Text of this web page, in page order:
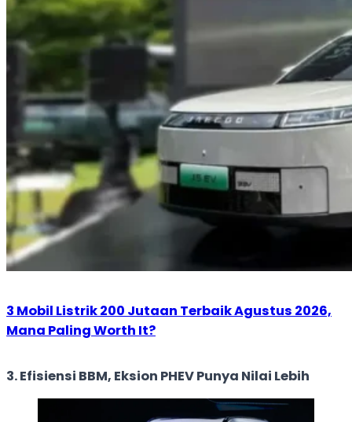
3 Mobil Listrik 200 Jutaan Terbaik Agustus 2026,
Mana Paling Worth It?
3. Efisiensi BBM, Eksion PHEV Punya Nilai Lebih